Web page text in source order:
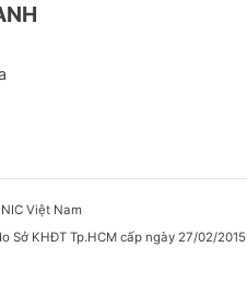
Việt Nam
Sở KHĐT Tp.HCM cấp ngày 27/02/2015